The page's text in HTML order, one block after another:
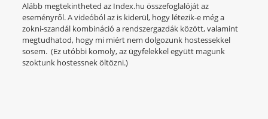
Alább megtekintheted az Index.hu összefoglalóját az
eseményről. A videóból az is kiderül, hogy létezik-e még a
zokni-szandál kombináció a rendszergazdák között, valamint
megtudhatod, hogy mi miért nem dolgozunk hostessekkel
sosem. (Ez utóbbi komoly, az ügyfelekkel együtt magunk
szoktunk hostessnek öltözni.)